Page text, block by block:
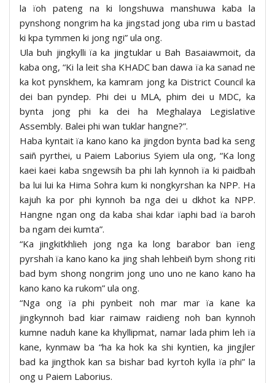
la ïoh pateng na ki longshuwa manshuwa kaba la
pynshong nongrim ha ka jingstad jong uba rim u bastad
ki kpa tymmen ki jong ngi” ula ong.
Ula buh jingkylli ïa ka jingtuklar u Bah Basaiawmoit, da
kaba ong, “Ki la leit sha KHADC ban dawa ïa ka sanad ne
ka kot pynskhem, ka kamram jong ka District Council ka
dei ban pyndep. Phi dei u MLA, phim dei u MDC, ka
bynta jong phi ka dei ha Meghalaya Legislative
Assembly. Balei phi wan tuklar hangne?”.
Haba kyntait ïa kano kano ka jingdon bynta bad ka seng
saiñ pyrthei, u Paiem Laborius Syiem ula ong, “Ka long
kaei kaei kaba sngewsih ba phi lah kynnoh ïa ki paidbah
ba lui lui ka Hima Sohra kum ki nongkyrshan ka NPP. Ha
kajuh ka por phi kynnoh ba nga dei u dkhot ka NPP.
Hangne ngan ong da kaba shai kdar ïaphi bad ïa baroh
ba ngam dei kumta”.
“Ka jingkitkhlieh jong nga ka long barabor ban ïeng
pyrshah ïa kano kano ka jing shah lehbeiñ bym shong riti
bad bym shong nongrim jong uno uno ne kano kano ha
kano kano ka rukom” ula ong.
“Nga ong ïa phi pynbeit noh mar mar ïa kane ka
jingkynnoh bad kiar raimaw raidieng noh ban kynnoh
kumne naduh kane ka khyllipmat, namar lada phim leh ïa
kane, kynmaw ba “ha ka hok ka shi kyntien, ka jingjler
bad ka jingthok kan sa bishar bad kyrtoh kylla ïa phi” la
ong u Paiem Laborius.